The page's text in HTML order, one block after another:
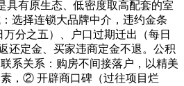
具有原生态、低密度取高配套的室
选择连锁大品牌中介，违约金条
分之五）、户口过期迁出（每日
还定金、买家违商定金不退。公积
系关系：购房不间接落户，以精美
，② 开辟商口碑（过往项目烂